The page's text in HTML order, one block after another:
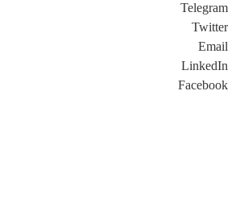
Telegram
Twitter
Email
LinkedIn
Facebook